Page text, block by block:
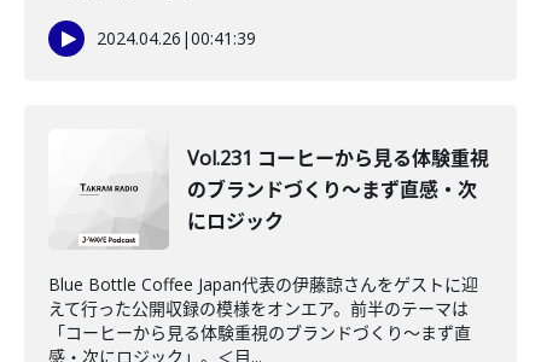
2024.04.26 |00:41:39
Vol.231 コーヒーから見る体験重視
のブランドづくり〜まず直感・次
にロジック
Blue Bottle Coffee Japan代表の伊藤諒さんをゲストに迎
えて行った公開収録の模様をオンエア。前半のテーマは
「コーヒーから見る体験重視のブランドづくり〜まず直
感・次にロジック」。＜目...